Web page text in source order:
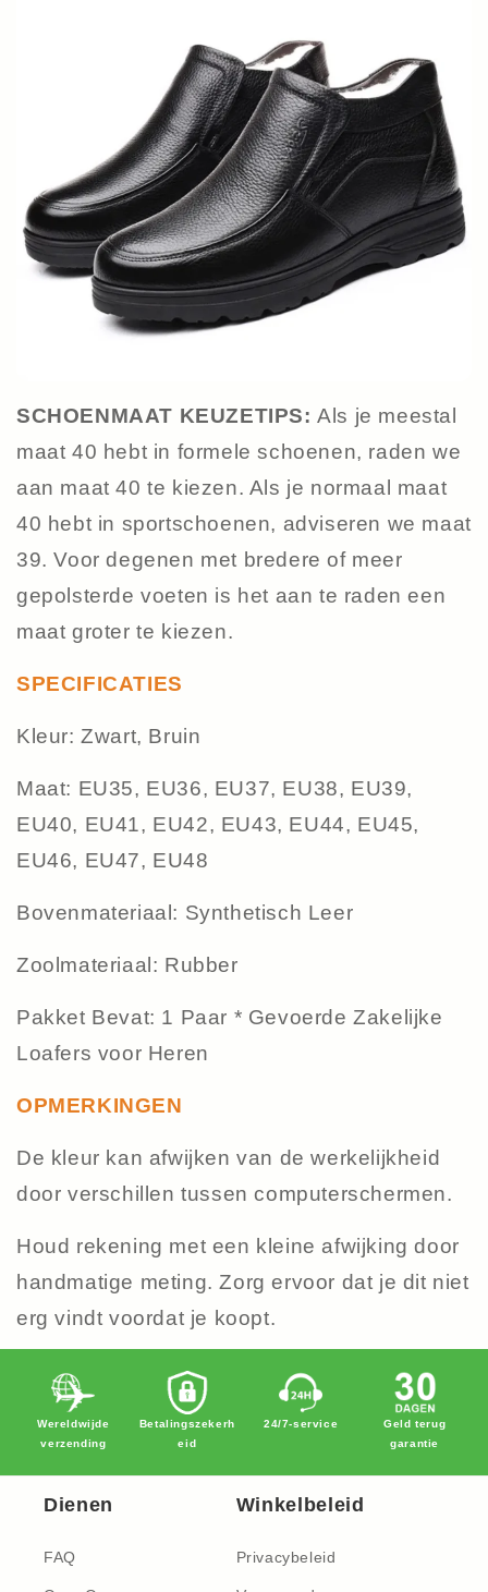
SCHOENMAAT KEUZETIPS:Als je meestal
maat 40 hebt in formele schoenen, raden we
aan maat 40 te kiezen. Als je normaal maat
40 hebt in sportschoenen, adviseren we maat
39. Voor degenen met bredere of meer
gepolsterde voeten is het aan te raden een
maat groter te kiezen.
SPECIFICATIES
Kleur: Zwart, Bruin
Maat: EU35, EU36, EU37, EU38, EU39,
EU40, EU41, EU42, EU43, EU44, EU45,
EU46, EU47, EU48
Bovenmateriaal: Synthetisch Leer
Zoolmateriaal: Rubber
Pakket Bevat: 1 Paar * Gevoerde Zakelijke
Loafers voor Heren
OPMERKINGEN
De kleur kan afwijken van de werkelijkheid
door verschillen tussen computerschermen.
Houd rekening met een kleine afwijking door
handmatige meting. Zorg ervoor dat je dit niet
erg vindt voordat je koopt.
Wereldwijde
verzending
Betalingszekerh
eid
24/7-service
Geld terug
garantie
Dienen
FAQ
Winkelbeleid
Privacybeleid